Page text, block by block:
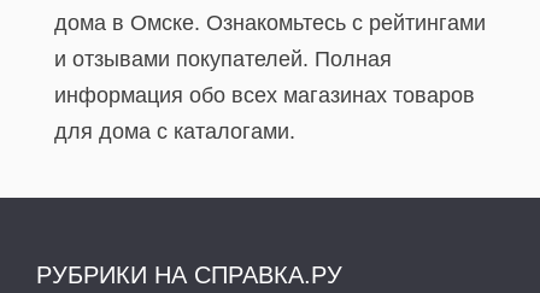
дома в Омске. Ознакомьтесь с рейтингами
и отзывами покупателей. Полная
информация обо всех магазинах товаров
для дома с каталогами.
РУБРИКИ НА СПРАВКА.РУ